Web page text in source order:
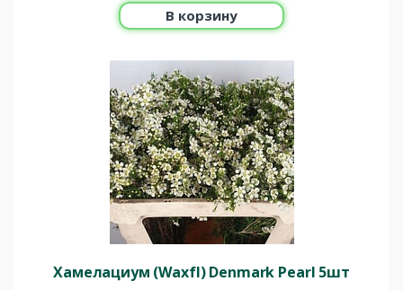
В корзину
Хамелациум (Waxfl) Denmark Pearl 5шт